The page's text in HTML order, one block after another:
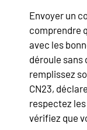
Envoyer un
comprendre
avec les
déroule sans
remplissez
CN23,
respectez
vérifiez que